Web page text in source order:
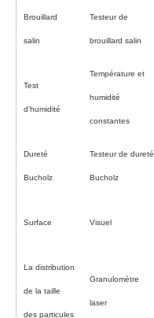
Brouillard
salin
Testeur de
brouillard salin
Test
d'humidité
Température et
humidité
constantes
Dureté
Bucholz
Testeur de dureté
Bucholz
Surface Visuel
La distribution
de la taille
des particules
Granulomètre
laser